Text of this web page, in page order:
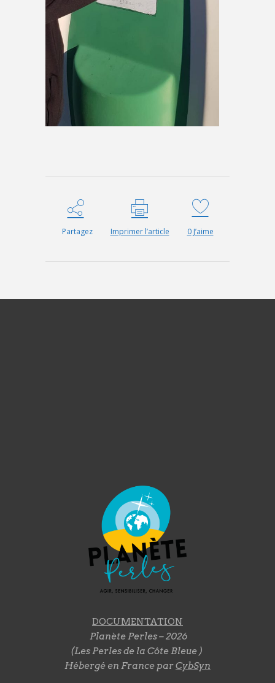
Partagez Imprimer l’article 0J’aime
DOCUMENTATION
Planète Perles – 2026
(Les Perles de la Côte Bleue )
Hébergé en France parCybSyn